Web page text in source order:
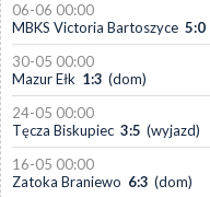
06-06 00:00
MBKS Victoria Bartoszyce 5:0
30-05 00:00
Mazur Ełk 1:3 (dom)
24-05 00:00
Tęcza Biskupiec 3:5 (wyjazd)
16-05 00:00
Zatoka Braniewo 6:3 (dom)